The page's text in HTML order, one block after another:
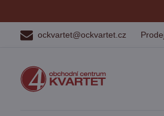
ockvartet@ockvartet.cz